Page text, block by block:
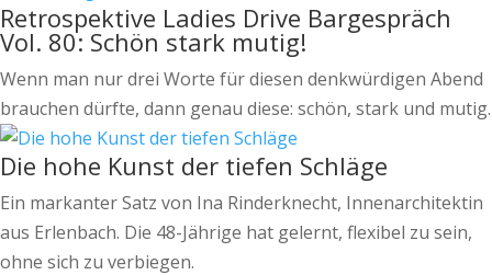
Retrospektive Ladies Drive Bargespräch
Vol. 80: Schön stark mutig!
Wenn man nur drei Worte für diesen denkwürdigen Abend
brauchen dürfte, dann genau diese: schön, stark und mutig.
Die hohe Kunst der tiefen Schläge
Ein markanter Satz von Ina Rinderknecht, Innenarchitektin
aus Erlenbach. Die 48-Jährige hat gelernt, flexibel zu sein,
ohne sich zu verbiegen.